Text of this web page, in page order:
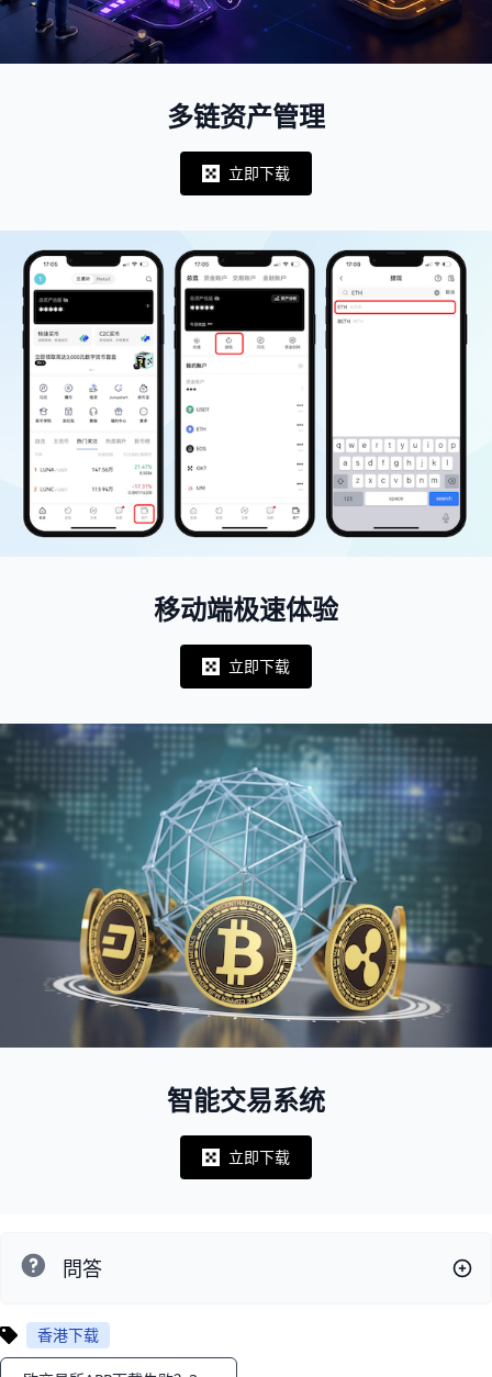
多链资产管理
Notifications
立即下载
移动端极速体验
Notifications
立即下载
智能交易系统
Notifications
立即下载
問答
香港下载